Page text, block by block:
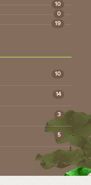
10
0
19
10
14
3
5